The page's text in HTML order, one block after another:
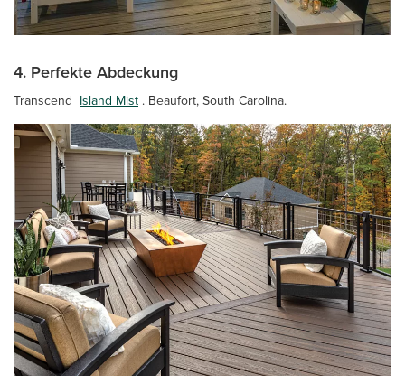
4. Perfekte Abdeckung
Transcend Island Mist . Beaufort, South Carolina.